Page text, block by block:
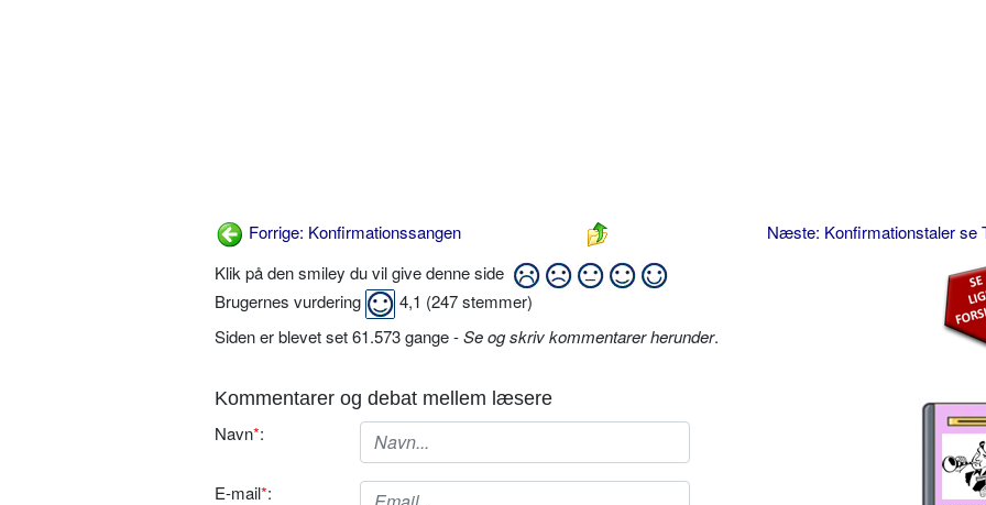
Forrige: Konfirmationssangen
Næste: Konfirmationstaler se
Klik på den smiley du vil give denne side
Brugernes vurdering
4,1 (247stemmer)
Siden er blevet set 61.573 gange -Se og skriv kommentarer herunder.
Kommentarer og debat mellem læsere
Navn*:
E-mail*: